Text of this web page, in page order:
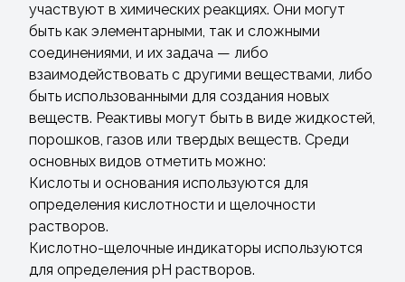
участвуют в химических реакциях. Они могут
быть как элементарными, так и сложными
соединениями, и их задача — либо
взаимодействовать с другими веществами, либо
быть использованными для создания новых
веществ. Реактивы могут быть в виде жидкостей,
порошков, газов или твердых веществ. Среди
основных видов отметить можно:
Кислоты и основания используются для
определения кислотности и щелочности
растворов.
Кислотно-щелочные индикаторы используются
для определения pH растворов.